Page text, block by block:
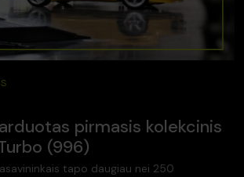
pirmasis kolekcinis
(996)
tapo daugiau nei 250